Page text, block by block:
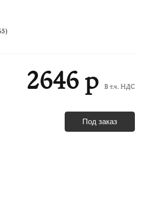
2646 р В т.ч. НДС
Под заказ